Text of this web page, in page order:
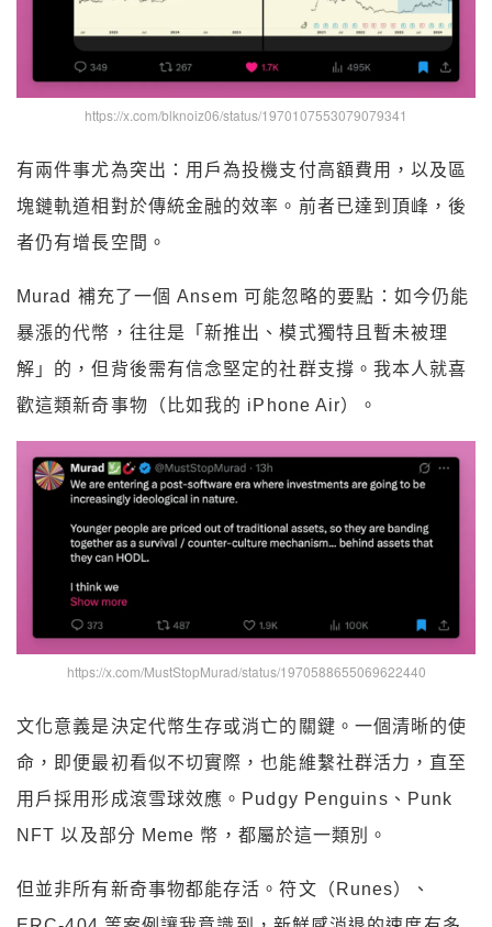
https://x.com/blknoiz06/status/1970107553079079341
有兩件事尤為突出：用戶為投機支付高額費用，以及區
塊鏈軌道相對於傳統金融的效率。前者已達到頂峰，後
者仍有增長空間。
Murad 補充了一個 Ansem 可能忽略的要點：如今仍能
暴漲的代幣，往往是「新推出、模式獨特且暫未被理
解」的，但背後需有信念堅定的社群支撐。我本人就喜
歡這類新奇事物（比如我的 iPhone Air）。
https://x.com/MustStopMurad/status/1970588655069622440
文化意義是決定代幣生存或消亡的關鍵。一個清晰的使
命，即便最初看似不切實際，也能維繫社群活力，直至
用戶採用形成滾雪球效應。Pudgy Penguins、Punk
NFT 以及部分 Meme 幣，都屬於這一類別。
但並非所有新奇事物都能存活。符文（Runes）、